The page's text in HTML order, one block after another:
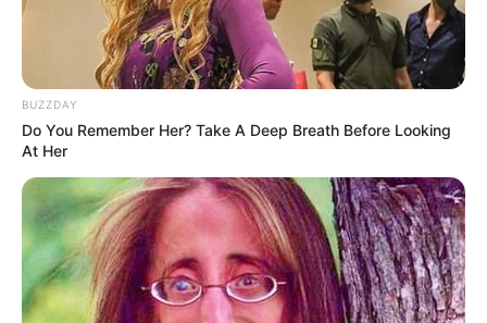
Pharma για τις
πατέντες εμβολίων
BUZZDAY
Do You Remember Her? Take A Deep Breath Before Looking
At Her